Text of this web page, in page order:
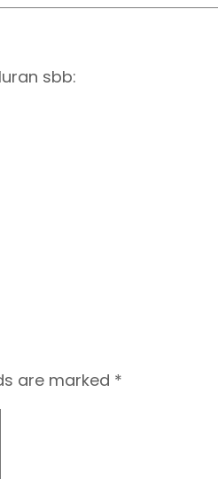
sbb:
are marked *